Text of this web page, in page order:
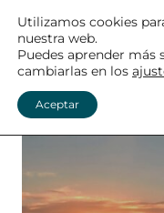
Saltar
al
contenido
Utilizamos cookies
nuestra web.
Puedes aprender más
cambiarlas en los
Aceptar